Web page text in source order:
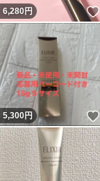
6,280円
5,300円